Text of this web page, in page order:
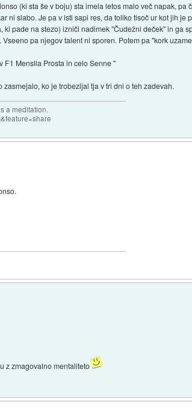
(ki sta še v boju) sta imela letos malo več napak,
ni slabo. Je pa v isti sapi res, da toliko tisoč ur kot jih
pade na stezo) izniči nadimek "Čudežni deček" in ga
pa njegov talent ni sporen. Potem pa "kork
F1 Menslla Prosta in celo Senne "
ko je trobezljal tja v tri dni o teh zadevah.
a meditation.
z zmagovalno mentaliteto